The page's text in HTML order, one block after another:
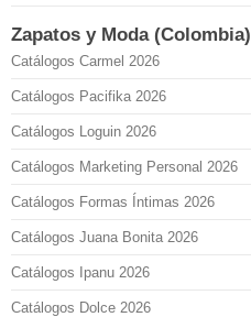
Zapatos y Moda (Colombia)
Catálogos Carmel 2026
Catálogos Pacifika 2026
Catálogos Loguin 2026
Catálogos Marketing Personal 2026
Catálogos Formas Íntimas 2026
Catálogos Juana Bonita 2026
Catálogos Ipanu 2026
Catálogos Dolce 2026